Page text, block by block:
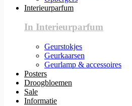
Interieurparfum
In Interieurparfum
Geurstokjes
Geurkaarsen
Geurlamp & accessoires
Posters
Droogbloemen
Sale
Informatie